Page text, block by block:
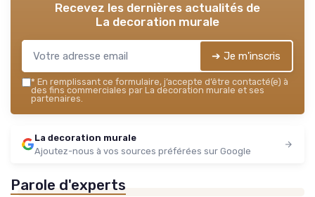
Recevez les dernières actualités de
La decoration murale
➔ Je m'inscris
* En remplissant ce formulaire, j’accepte d’être contacté(e) à
des fins commerciales par La decoration murale et ses
partenaires.
La decoration murale
Ajoutez-nous à vos sources préférées sur Google
Parole d'experts